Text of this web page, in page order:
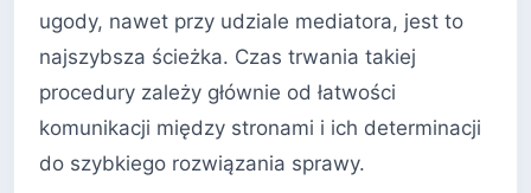
ugody, nawet przy udziale mediatora, jest to
najszybsza ścieżka. Czas trwania takiej
procedury zależy głównie od łatwości
komunikacji między stronami i ich determinacji
do szybkiego rozwiązania sprawy.